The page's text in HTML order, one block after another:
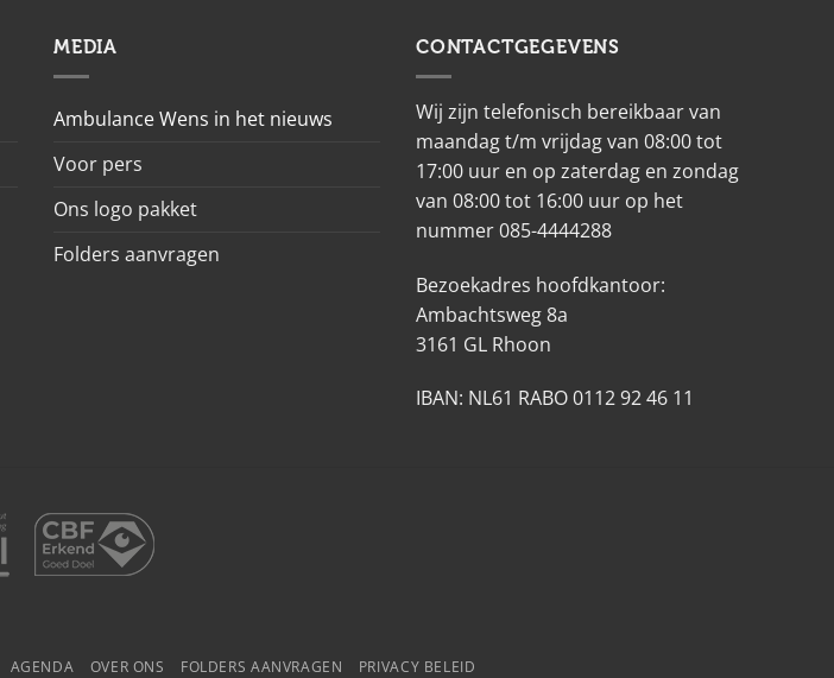
MEDIA
Ambulance Wens in het nieuws
Voor pers
Ons logo pakket
Folders aanvragen
CONTACTGEGEVENS
Wij zijn telefonisch bereikbaar van
maandag t/m vrijdag van 08:00 tot
17:00 uur en op zaterdag en zondag
van 08:00 tot 16:00 uur op het
nummer 085-4444288
Bezoekadres hoofdkantoor:
Ambachtsweg 8a
3161 GL Rhoon
IBAN: NL61 RABO 0112 92 46 11
AGENDA OVER ONS FOLDERS AANVRAGEN PRIVACY BELEID